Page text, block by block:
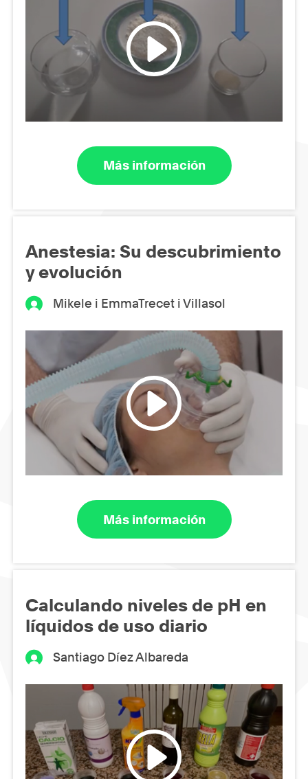
Más información
Anestesia: Su descubrimiento
y evolución
Mikele i EmmaTrecet i Villasol
Más información
Calculando niveles de pH en
líquidos de uso diario
Santiago Díez Albareda